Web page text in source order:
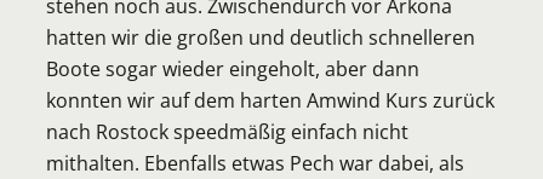
stehen noch aus. Zwischendurch vor Arkona
hatten wir die großen und deutlich schnelleren
Boote sogar wieder eingeholt, aber dann
konnten wir auf dem harten Amwind Kurs zurück
nach Rostock speedmäßig einfach nicht
mithalten. Ebenfalls etwas Pech war dabei, als